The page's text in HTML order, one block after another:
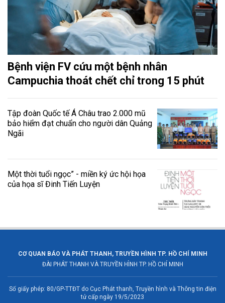
Bệnh viện FV cứu một bệnh nhân
Campuchia thoát chết chỉ trong 15 phút
Tập đoàn Quốc tế Á Châu trao 2.000 mũ
bảo hiểm đạt chuẩn cho người dân Quảng
Ngãi
Một thời tuổi ngọc” - miền ký ức hội họa
của họa sĩ Đinh Tiến Luyện
CƠ QUAN BÁO VÀ PHÁT THANH, TRUYỀN HÌNH TP. HỒ CHÍ MINH
ĐÀI PHÁT THANH VÀ TRUYỀN HÌNH TP. HỒ CHÍ MINH
Số giấy phép: 80/GP-TTĐT do Cục Phát thanh, Truyền hình và Thông tin điện
tử cấp ngày 19/5/2023